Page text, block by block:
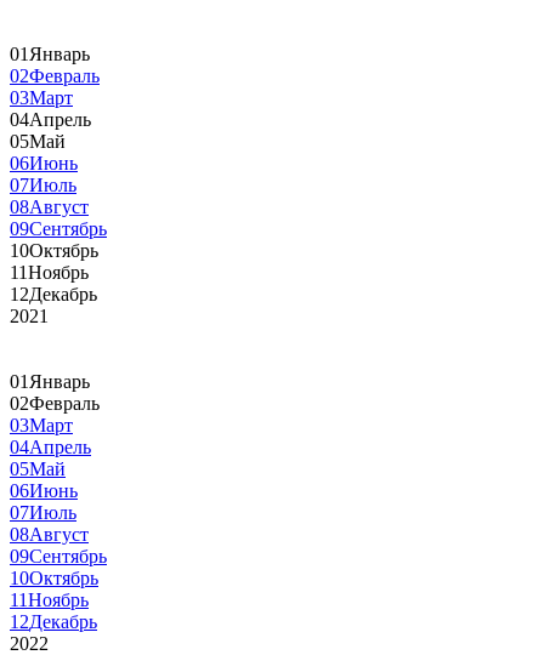
01 Январь
02Февраль
03Март
04Апрель
05Май
06Июнь
07Июль
08Август
09Сентябрь
10Октябрь
11Ноябрь
12Декабрь
2021
01 Январь
02Февраль
03Март
04Апрель
05Май
06Июнь
07Июль
08Август
09Сентябрь
10Октябрь
11Ноябрь
12Декабрь
2022